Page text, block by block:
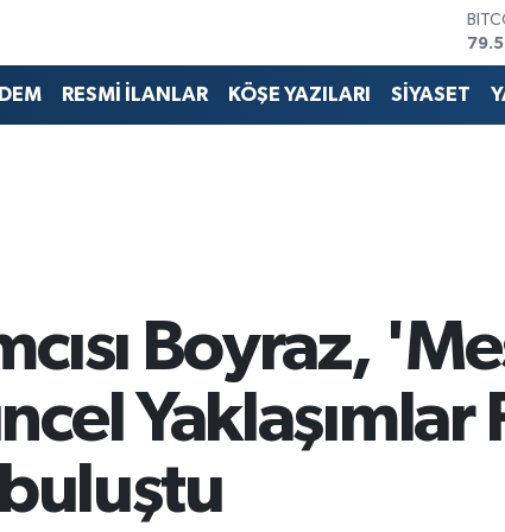
RESMİ İLANLAR KÖŞE YAZILARI SİYASET
Boyraz,